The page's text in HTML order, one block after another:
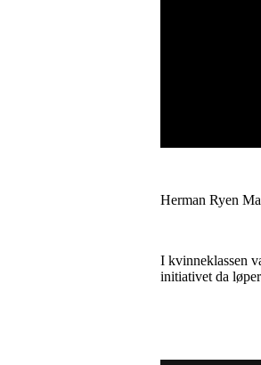
Herman Ryen
I kvinneklassen
initiativet da